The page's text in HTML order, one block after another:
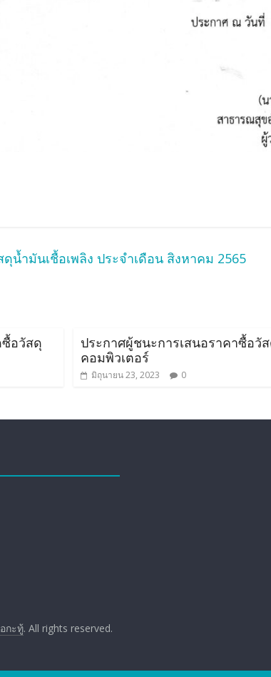
น้ำมันเชื้อเพลิง ประจำเดือน สิงหาคม 2565
อวัสดุ
ประกาศผู้ชนะการเสนอราคาซื้อวั
คอมพิวเตอร์
มิถุนายน 23, 2023 0
กะทู้. All rights reserved.